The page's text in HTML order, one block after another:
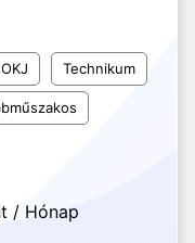
OKJ Technikum
/ Hónap